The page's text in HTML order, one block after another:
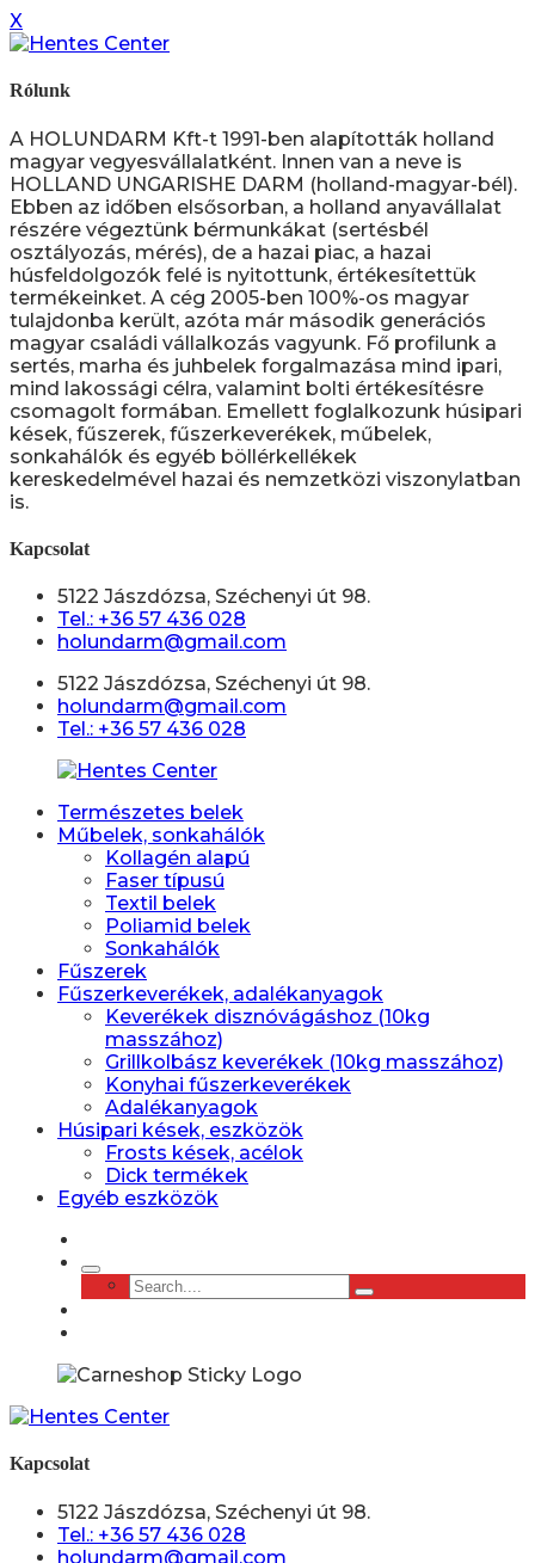
X
Rólunk
A HOLUNDARM Kft-t 1991-ben alapították holland
magyar vegyesvállalatként. Innen van a neve is
HOLLAND UNGARISHE DARM (holland-magyar-bél).
Ebben az időben elsősorban, a holland anyavállalat
részére végeztünk bérmunkákat (sertésbél
osztályozás, mérés), de a hazai piac, a hazai
húsfeldolgozók felé is nyitottunk, értékesítettük
termékeinket. A cég 2005-ben 100%-os magyar
tulajdonba került, azóta már második generációs
magyar családi vállalkozás vagyunk. Fő profilunk a
sertés, marha és juhbelek forgalmazása mind ipari,
mind lakossági célra, valamint bolti értékesítésre
csomagolt formában. Emellett foglalkozunk húsipari
kések, fűszerek, fűszerkeverékek, műbelek,
sonkahálók és egyéb böllérkellékek
kereskedelmével hazai és nemzetközi viszonylatban
is.
Kapcsolat
5122 Jászdózsa, Széchenyi út 98.
Tel.: +36 57 436 028
holundarm@gmail.com
5122 Jászdózsa, Széchenyi út 98.
holundarm@gmail.com
Tel.: +36 57 436 028
Természetes belek
Műbelek, sonkahálók
Kollagén alapú
Faser típusú
Textil belek
Poliamid belek
Sonkahálók
Fűszerek
Fűszerkeverékek, adalékanyagok
Keverékek disznóvágáshoz (10kg
masszához)
Grillkolbász keverékek (10kg masszához)
Konyhai fűszerkeverékek
Adalékanyagok
Húsipari kések, eszközök
Frosts kések, acélok
Dick termékek
Egyéb eszközök
Kapcsolat
5122 Jászdózsa, Széchenyi út 98.
Tel.: +36 57 436 028
holundarm@gmail.com